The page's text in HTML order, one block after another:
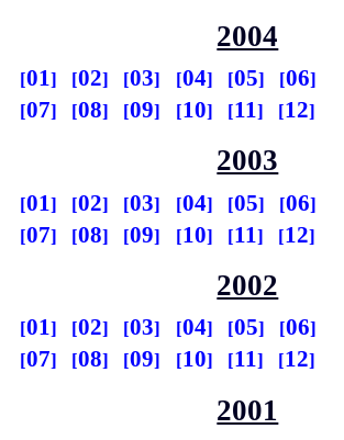
2004
01 02 03 04 05
06
07
08 09 10 11 12
2003
01 02 03 04 05
06
07
08 09 10 11 12
2002
01 02 03 04 05
06
07
08 09 10 11 12
2001